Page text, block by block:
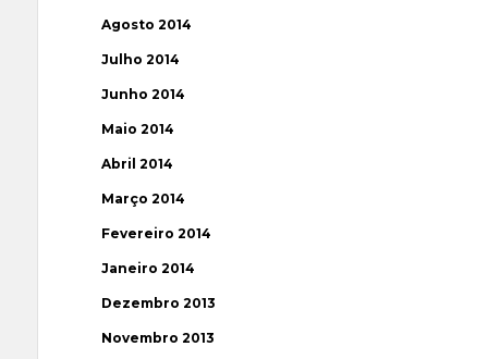
Agosto 2014
Julho 2014
Junho 2014
Maio 2014
Abril 2014
Março 2014
Fevereiro 2014
Janeiro 2014
Dezembro 2013
Novembro 2013